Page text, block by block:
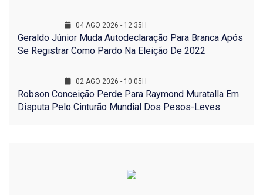
04 AGO 2026 - 12:35H
Geraldo Júnior Muda Autodeclaração Para Branca Após
Se Registrar Como Pardo Na Eleição De 2022
02 AGO 2026 - 10:05H
Robson Conceição Perde Para Raymond Muratalla Em
Disputa Pelo Cinturão Mundial Dos Pesos-Leves